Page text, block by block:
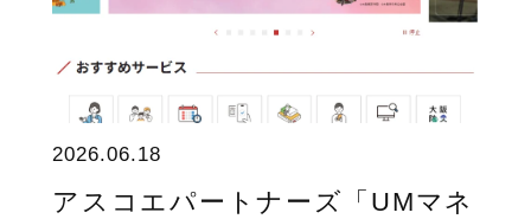
2026.06.18
アスコエパートナーズ「UMマネ